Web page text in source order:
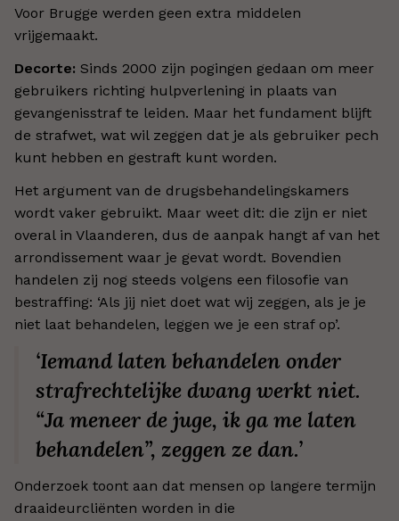
Voor Brugge werden geen extra middelen
vrijgemaakt.
Decorte: Sinds 2000 zijn pogingen gedaan om meer
gebruikers richting hulpverlening in plaats van
gevangenisstraf te leiden. Maar het fundament blijft
de strafwet, wat wil zeggen dat je als gebruiker pech
kunt hebben en gestraft kunt worden.
Het argument van de drugsbehandelingskamers
wordt vaker gebruikt. Maar weet dit: die zijn er niet
overal in Vlaanderen, dus de aanpak hangt af van het
arrondissement waar je gevat wordt. Bovendien
handelen zij nog steeds volgens een filosofie van
bestraffing: ‘Als jij niet doet wat wij zeggen, als je je
niet laat behandelen, leggen we je een straf op’.
‘Iemand laten behandelen onder
strafrechtelijke dwang werkt niet.
“Jameneer de juge, ik ga me laten
behandelen”, zeggen ze dan.’
Onderzoek toont aan dat mensen op langere termijn
draaideurcliënten worden in die